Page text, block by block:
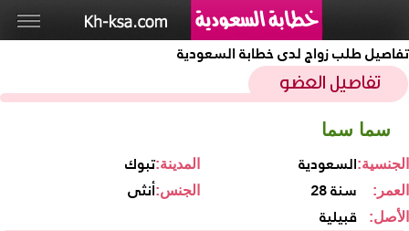
تفاصيل طلب زواج لدى خطابة السعودية
سما سما
تبوكالمدينة: السعوديةالجنسية:
أنثىالجنس: 28 سنة العمر:
قبيلية الأصل: